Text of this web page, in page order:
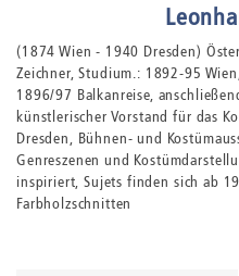
(1874 Wien - 1940 Dresden)
Zeichner, Studium.: 1892-95
1896/97 Balkanreise,
künstlerischer Vorstand für das
Dresden, Bühnen- und
Genreszenen und
inspiriert, Sujets finden sich ab
Farbholzschnitten